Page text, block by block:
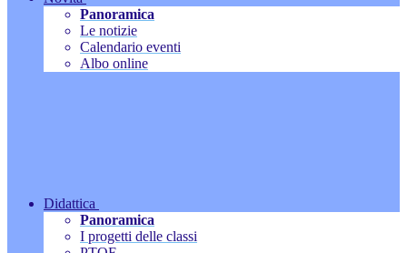
Panoramica
Le notizie
Calendario eventi
Albo online
Didattica
Panoramica
I progetti delle classi